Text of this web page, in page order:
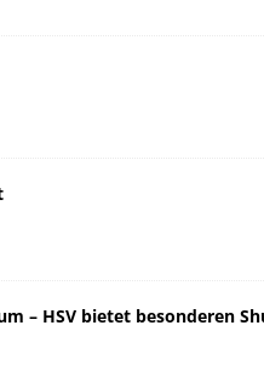
– HSV bietet besonderen